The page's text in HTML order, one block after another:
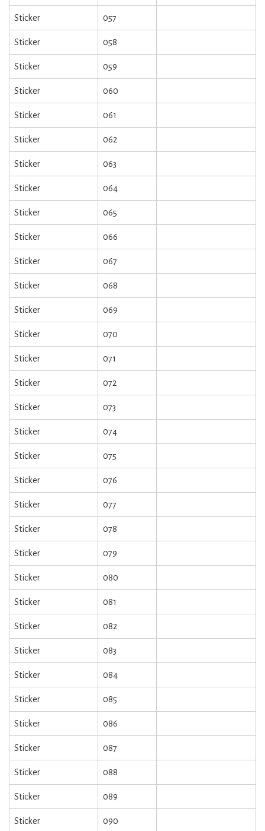
Sticker 057
Sticker 058
Sticker 059
Sticker 060
Sticker 061
Sticker 062
Sticker 063
Sticker 064
Sticker 065
Sticker 066
Sticker 067
Sticker 068
Sticker 069
Sticker 070
Sticker 071
Sticker 072
Sticker 073
Sticker 074
Sticker 075
Sticker 076
Sticker 077
Sticker 078
Sticker 079
Sticker 080
Sticker 081
Sticker 082
Sticker 083
Sticker 084
Sticker 085
Sticker 086
Sticker 087
Sticker 088
Sticker 089
Sticker 090